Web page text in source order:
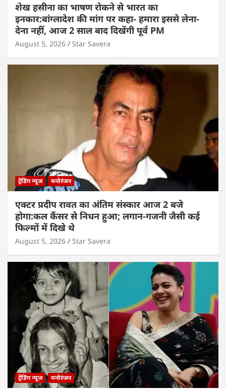
शेख हसीना का भाषण रोकने से भारत का
इनकार:बांग्लादेश की मांग पर कहा- हमारा इससे लेना-
देना नहीं, आज 2 साल बाद दिखेंगी पूर्व PM
August 5, 2026 Star Savera
ट्रेंडिंग न्यूज मनोरंजन
एक्टर प्रदीप रावत का अंतिम संस्कार आज 2 बजे
होगा:कल कैंसर से निधन हुआ; लगान-गजनी जैसी कई
फिल्मों में दिखे थे
August 5, 2026 Star Savera
ट्रेंडिंग न्यूज मनोरंजन